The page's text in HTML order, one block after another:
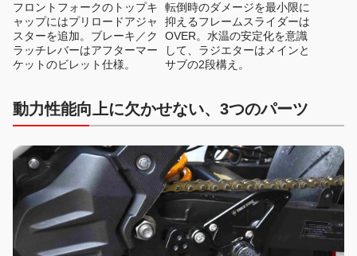
フロントフォークのトップキ
ャップにはプリロードアジャ
スターを追加。ブレーキ／ク
ラッチレバーはアフターマー
ケットのビレット仕様。
転倒時のダメージを最小限に
抑えるフレームスライダーは
OVER。水温の安定化を意識
して、ラジエターはメインと
サブの2段構え。
動力性能向上に欠かせない、3つのパーツ